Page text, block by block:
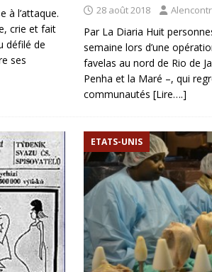
à l’attaque.
crie et fait
défilé de
ses
28 août 2018
Par La Diaria Huit
semaine lors d’une
favelas au nord de Rio de
Penha et la Maré –, qui
communautés [Lire….]
ETATS-UNIS